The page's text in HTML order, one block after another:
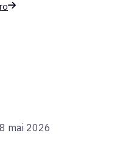
mai 2026